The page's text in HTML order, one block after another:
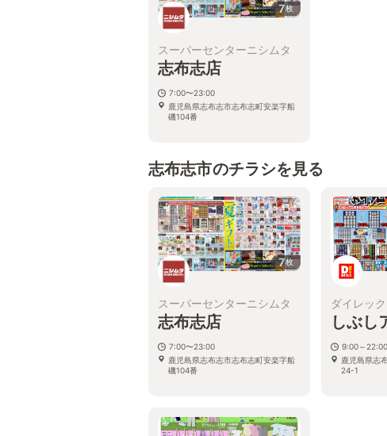
7枚
スーパーセンターニシムタ
志布志店
7:00〜23:00
鹿児島県志布志市志布志町安楽字船
磯104番
志布志市のチラシを見る
7枚
スーパーセンターニシムタ
志布志店
7:00〜23:00
鹿児島県志布志市志布志町安楽字船
磯104番
ダイレッ
しぶし
9:00～22:00
鹿児島県志
24-1